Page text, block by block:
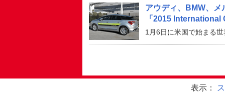
アウディ、BMW、メ
「2015 International
1月6日に米国で始まる
表示：